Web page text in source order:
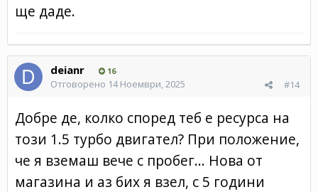
ще даде.
deianr 16
#14
Отговорено 14 Ноември, 2025
Добре де, колко според теб е ресурса на
този 1.5 турбо двигател? При положение,
че я вземаш вече с пробег... Нова от
магазина и аз бих я взел, с 5 години